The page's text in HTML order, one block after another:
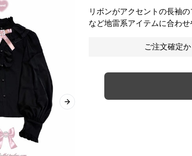
Next slide
リボンがアクセントの長袖
など地雷系アイテムに合わ
ご注文確定